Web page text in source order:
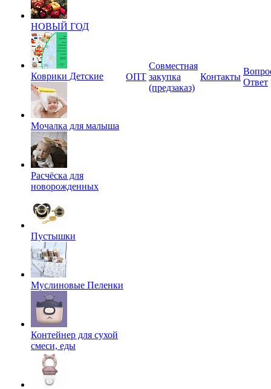
НОВЫЙ ГОД
Коврики Детские
Мочалка для малыша
Расчёска для
новорожденных
Пустышки
Муслиновые Пеленки
Контейнер для сухой
смеси, еды
ОПТ
Совместная
закупка
(предзаказ)
Контакты
Ответ